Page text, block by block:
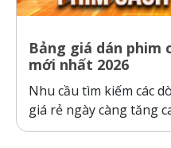
Bảng giá dán phim
mới nhất 2026
Nhu cầu tìm kiếm các
giá rẻ ngày càng tăng
sẵn sàng bỏ ra hàng